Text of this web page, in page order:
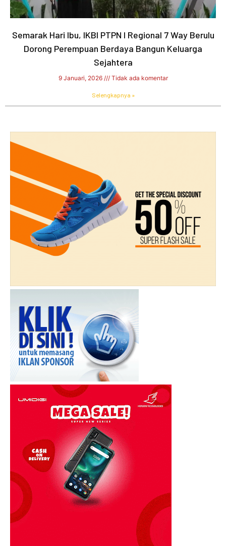
Semarak Hari Ibu, IKBI PTPN I Regional 7 Way Berulu
Dorong Perempuan Berdaya Bangun Keluarga
Sejahtera
9 Januari, 2026 Tidak ada komentar
Selengkapnya »